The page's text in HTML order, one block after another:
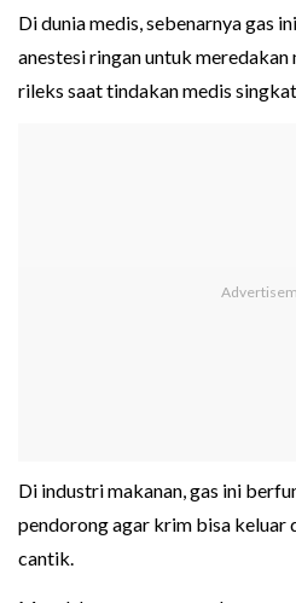
Di dunia medis, sebenarnya gas
anestesi ringan untuk
rileks saat tindakan medis
Di industri makanan, gas ini
pendorong agar krim bisa keluar
cantik.